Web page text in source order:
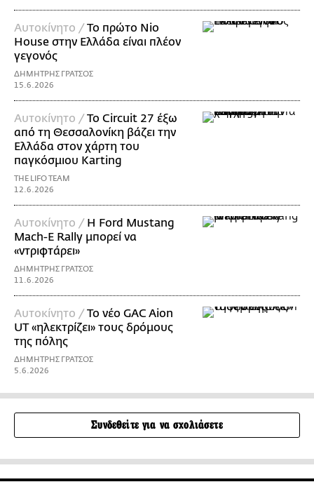
Αυτοκίνητο /Το πρώτο Nio
House στην Ελλάδα είναι πλέον
γεγονός
ΔΗΜΗΤΡΗΣ ΓΡΑΤΣΟΣ
15.6.2026
Αυτοκίνητο /Το Circuit 27 έξω
από τη Θεσσαλονίκη βάζει την
Ελλάδα στον χάρτη του
παγκόσμιου Karting
THE LIFO TEAM
12.6.2026
Αυτοκίνητο / Η Ford Mustang
Mach-E Rally μπορεί να
«ντριφτάρει»
ΔΗΜΗΤΡΗΣ ΓΡΑΤΣΟΣ
11.6.2026
Αυτοκίνητο /Το νέο GAC Aion
UT «ηλεκτρίζει» τους δρόμους
της πόλης
ΔΗΜΗΤΡΗΣ ΓΡΑΤΣΟΣ
5.6.2026
Συνδεθείτε για να σχολιάσετε